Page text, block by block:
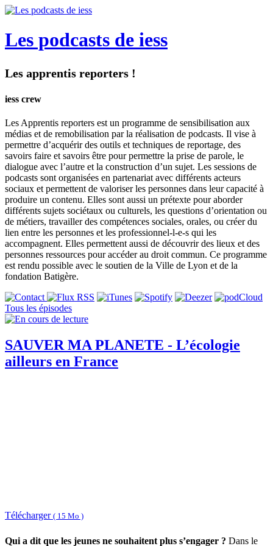
Les podcasts de iess
Les apprentis reporters !
iess crew
Les Apprentis reporters est un programme de sensibilisation aux
médias et de remobilisation par la réalisation de podcasts. Il vise à
permettre d’acquérir des outils et techniques de reportage, des
savoirs faire et savoirs être pour permettre la prise de parole, le
dialogue avec l’autre et la construction d’un sujet. Les sessions de
podcasts sont organisées en partenariat avec différents acteurs
sociaux et permettent de valoriser les personnes dans leur capacité à
produire un contenu. Elles sont aussi un prétexte pour aborder
différents sujets sociétaux ou culturels, les questions d’orientation ou
de métiers, travailler des compétences sociales, orales, ou créer du
lien entre les personnes et les professionnel-l-e-s qui les
accompagnent. Elles permettent aussi de découvrir des lieux et des
personnes ressources pour accéder au droit commun. Ce programme
est rendu possible avec le soutien de la Ville de Lyon et de la
fondation Batigère.
Tous les épisodes
SAUVER MA PLANETE - L’écologie
ailleurs en France
Télécharger ( 15 Mo )
Qui a dit que les jeunes ne souhaitent plus s’engager ? Dans le